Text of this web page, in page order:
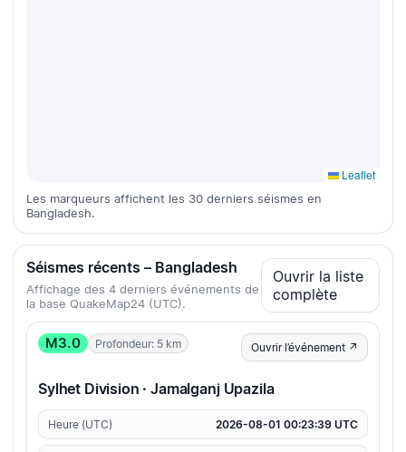
Leaflet
Les marqueurs affichent les 30 derniers séismes en
Bangladesh.
Séismes récents – Bangladesh
Affichage des 4 derniers événements de
la base QuakeMap24 (UTC).
Ouvrir la liste
complète
M3.0 Profondeur: 5 km Ouvrir l’événement ↗
Sylhet Division · Jamalganj Upazila
Heure (UTC) 2026-08-01 00:23:39 UTC